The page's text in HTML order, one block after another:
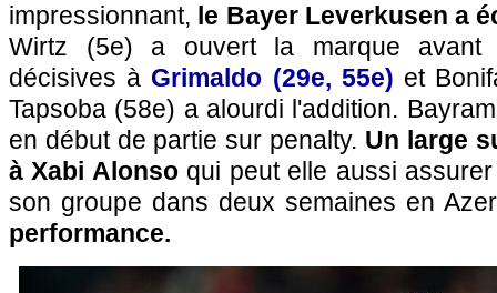
impressionnant, le Bayer Leverkusen a
Wirtz (5e) a ouvert la marque avant
décisives à Grimaldo (29e, 55e) et
Tapsoba (58e) a alourdi l'addition.
en début de partie sur penalty. Un large
à Xabi Alonsoqui peut elle aussi
son groupe dans deux semaines en
performance.